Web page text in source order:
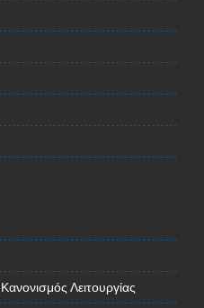
Λειτουργίας